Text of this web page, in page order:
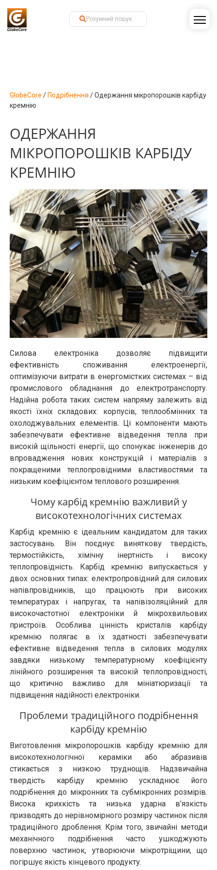
GlobeCore / Подрібнення /Одержання мікропорошків карбіду
кремнію
ОДЕРЖАННЯ
МІКРОПОРОШКІВ КАРБІДУ
КРЕМНІЮ
Силова електроніка дозволяє підвищити
ефективність споживання електроенергії,
оптимізуючи витрати в енергомістких системах – від
промислового обладнання до електротранспорту.
Надійна робота таких систем напряму залежить від
якості їхніх складових: корпусів, теплообмінних та
охолоджувальних елементів. Ці компоненти мають
забезпечувати ефективне відведення тепла при
високій щільності енергії, що спонукає інженерів до
впровадження нових конструкцій і матеріалів з
покращеними теплопровідними властивостями та
низьким коефіцієнтом теплового розширення.
Чому карбід кремнію важливий у
високотехнологічних системах
Карбід кремнію є ідеальним кандидатом для таких
застосувань. Він поєднує виняткову твердість,
термостійкість, хімічну інертність і високу
теплопровідність. Карбід кремнію випускається у
двох основних типах: електропровідний для силових
напівпровідників, що працюють при високих
температурах і напругах, та напівізоляційний для
високочастотної електроніки й мікрохвильових
пристроїв. Особлива цінність кристалів карбіду
кремнію полягає в їх здатності забезпечувати
ефективне відведення тепла в силових модулях
завдяки низькому температурному коефіцієнту
лінійного розширення та високій теплопровідності,
що критично важливо для мініатюризації та
підвищення надійності електроніки.
Проблеми традиційного подрібнення
карбіду кремнію
Виготовлення мікропорошків карбіду кремнію для
високотехнологічної кераміки або абразивів
стикається з низкою труднощів. Надзвичайна
твердість карбіду кремнію ускладнює його
подрібнення до мікронних та субмікронних розмірів.
Висока крихкість та низька ударна в’язкість
призводять до нерівномірного розміру частинок після
традиційного дроблення. Крім того, звичайні методи
механічного подрібнення часто ушкоджують
поверхню частинок, утворюючи мікротріщини, що
погіршує якість кінцевого продукту.